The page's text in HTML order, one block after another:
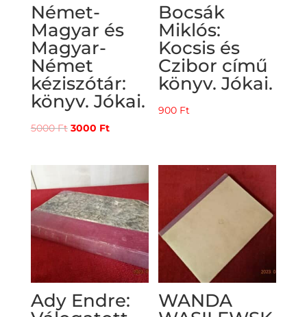
Német-
Magyar és
Magyar-
Német
kéziszótár:
könyv. Jókai.
5000Ft Original
was:
3000 FtCurrent
is:
3000 Ft.
Bocsák
Miklós:
Kocsis és
Czibor című
könyv. Jókai.
900 Ft
Ady Endre:
WANDA